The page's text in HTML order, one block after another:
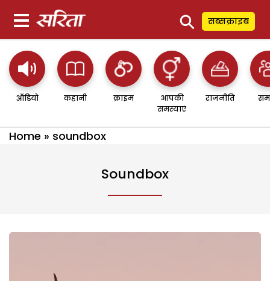
⚲ सब्सक्राइब
ऑडियो कहानी क्राइम
आपकी
समस्याएं
राजनीति
Home » soundbox
Soundbox